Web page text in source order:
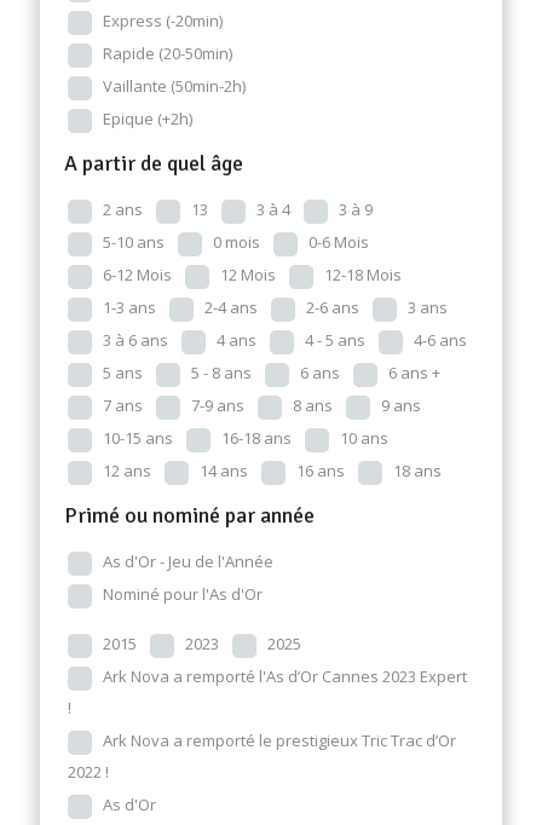
Express (-20min)
Rapide (20-50min)
Vaillante (50min-2h)
Epique (+2h)
A partir de quel âge
2 ans 13 3 à 4
3 à 9
5-10 ans
0 mois
0-6 Mois
6-12 Mois
12 Mois
12-18 Mois
1-3 ans
2-4 ans 2-6 ans
3 ans
3 à 6 ans
4 ans 4 - 5 ans
4-6 ans
5 ans
5 - 8 ans 6 ans
6 ans +
7 ans
7-9 ans 8 ans
9 ans
10-15 ans
16-18 ans
10 ans
12 ans
14 ans 16 ans 18 ans
Primé ou nominé par année
As d'Or - Jeu de l'Année
Nominé pour l'As d'Or
2015 2023
2025
Ark Nova a remporté l'As d’Or Cannes 2023 Expert
!
Ark Nova a remporté le prestigieux Tric Trac d’Or
2022 !
As d'Or